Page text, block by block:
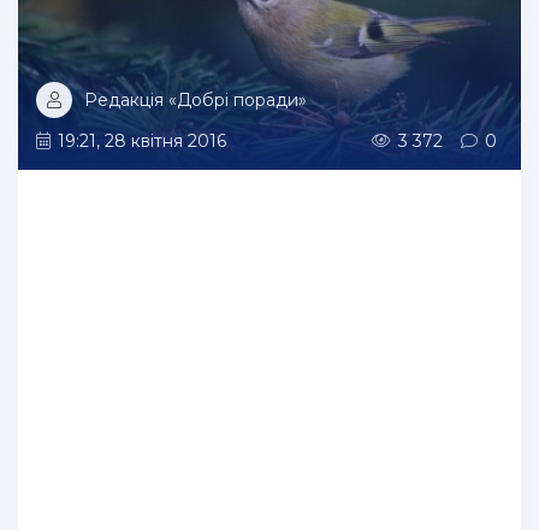
Редакція «Добрі поради»
19:21, 28 квітня 2016
3 372 0